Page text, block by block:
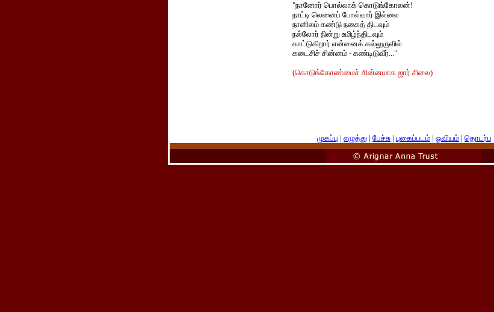
"நானோர் பொல்லாக் கொடுங்கோலன்!
நாட்டி லெனைப் போல்வார் இல்லை
நானிலம் கண்டு நகைத் திடவும்
நல்லோர் நின்று உமிழ்ந்திடவும்
காட்டுகிறார் என்னைக் கல்லுருவில்
கடைசிச் சின்னம் - கண்டிடுவீர்..."
(கொடுங்கோண்மைச் சின்னமாக ஜார் சிலை)
முகப்பு | எழுத்து | பேச்சு | புகைப்படம் | ஓவியம் | தொடர்பு